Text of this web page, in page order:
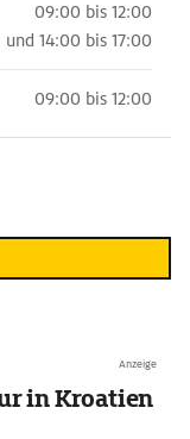
09:00 bis 12:00
und 14:00 bis 17:00
09:00 bis 12:00
Anzeige
in Kroatien